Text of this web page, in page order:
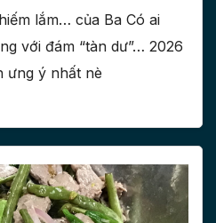
lắm… của Ba Có ai
với đám “tàn dư”… 2026
ưng ý nhất nè